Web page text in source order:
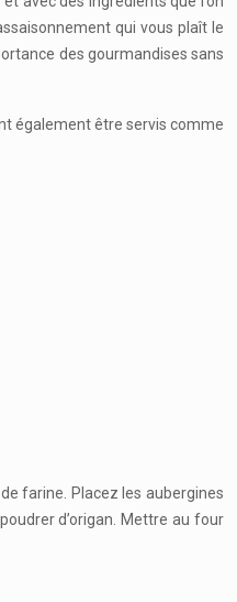
qui vous plaît le
des gourmandises sans
également être servis comme
farine. Placez les aubergines
d’origan. Mettre au four